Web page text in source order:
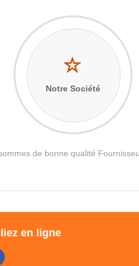
Notre Société
de bonne qualité
en ligne